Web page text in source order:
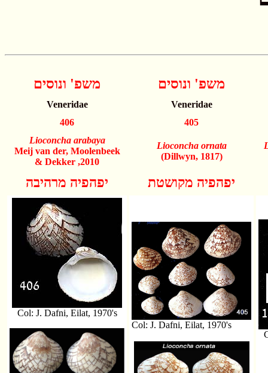
משפ' ונוסים משפ' ונוסים
Veneridae
Veneridae
406
405
Lioconcha arabaya
Meij van der, Moolenbeek
& Dekker ,2010
Lioconcha ornata
(Dillwyn, 1817)
יפהפיה מרהיבה יפהפיה מקושטת
Col: J. Dafni, Eilat, 1970's
Col: J. Dafni, Eilat, 1970's